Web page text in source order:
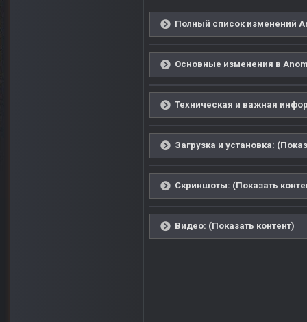
Полный список изменений
Основные изменения в
Техническая и важная
Загрузка и установка:
Скриншоты: (Показать
Видео: (Показать контент)